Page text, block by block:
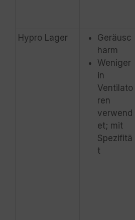
Hypro Lager
Geräusc
harm
Weniger
in
Ventilato
ren
verwend
et; mit
Spezifitä
t